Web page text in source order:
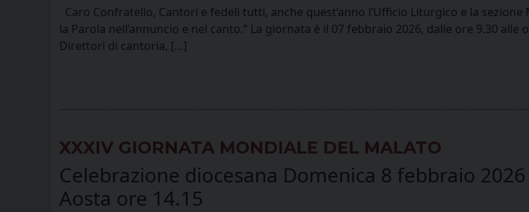
Caro Confratello, Cantori e fedeli tutti, anche quest’anno l’Ufficio Liturgico e la
la Parola nell’annuncio e nel canto.” La giornata è il 07 febbraio 2026, dalle ore 9.30
Direttori di cantoria, […]
XXXIV GIORNATA MONDIALE DEL MALATO
Celebrazione diocesana Domenica 8 febbraio
Aosta ore 14.15